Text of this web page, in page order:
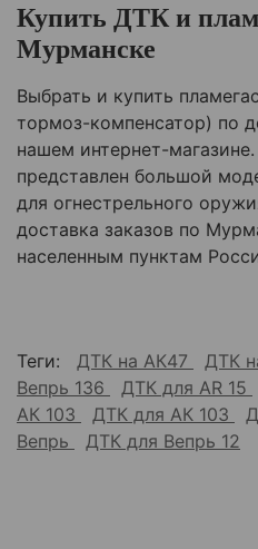
Купить ДТК и
Мурманске
Выбрать и купить
тормоз-компенсатор) по
нашем интернет-
представлен большой
для огнестрельного
доставка заказов по
населенным пунктам
Теги: ДТК на АК47 ДТК
Вепрь 136
ДТК для AR 15
АК 103
ДТК для АК 103
Вепрь
ДТК для Вепрь 12